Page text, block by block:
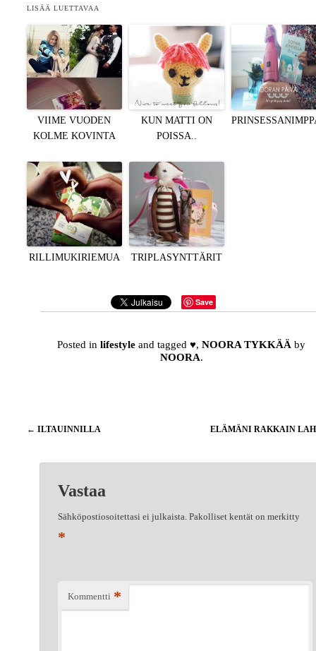
LISÄÄ LUETTAVAA
VIIME VUODEN
KOLME KOVINTA
KUN MATTI ON
POISSA..
RILLIMUKIRIEMUA TRIPLASYNTTÄRIT
Save
Posted inlifestyle and tagged♥,NOORA TYKKÄÄ by
NOORA.
Artikkelien
← ILTAUINNILLA ELÄMÄNI RAKKAIN
Vastaa
Sähköpostiosoitettasi ei julkaista. Pakolliset kentät on merkitty
*
Kommentti *